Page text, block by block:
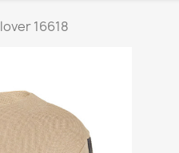
16618